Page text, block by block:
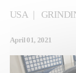
USA
April 01, 2021